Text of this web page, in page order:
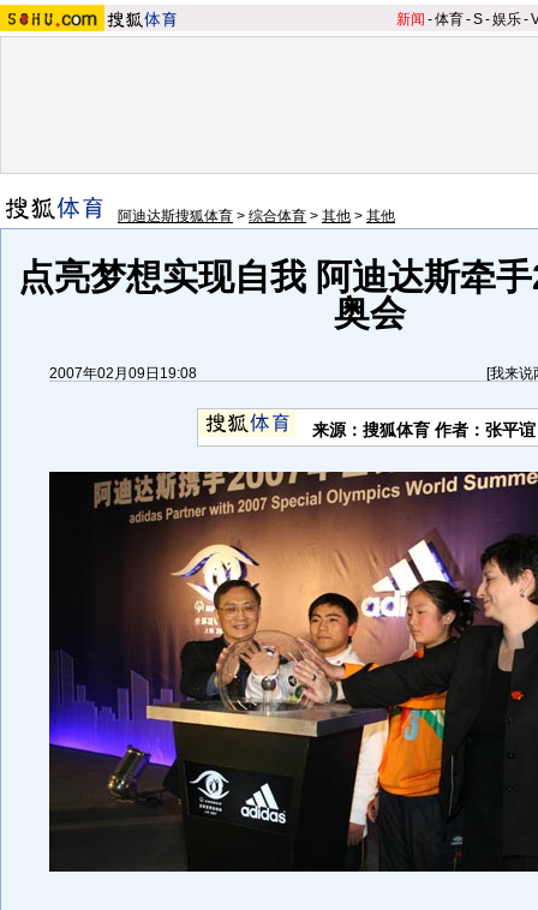
新闻 -体育-S-娱乐-
阿迪达斯搜狐体育 > 综合体育 > 其他 > 其他
点亮梦想实现自我 阿迪达斯牵
奥会
2007年02月09日19:08 [我来说
来源：搜狐体育 作者：张平谊